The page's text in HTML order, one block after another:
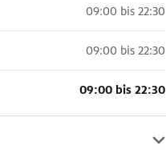
09:00 bis 22:30
09:00 bis 22:30
09:00 bis 22:30